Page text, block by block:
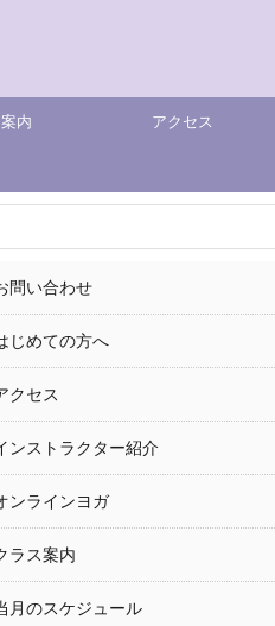
内 アクセス
問い合わせ
じめての方へ
クセス
ンストラクター紹介
ンラインヨガ
ラス案内
月のスケジュール